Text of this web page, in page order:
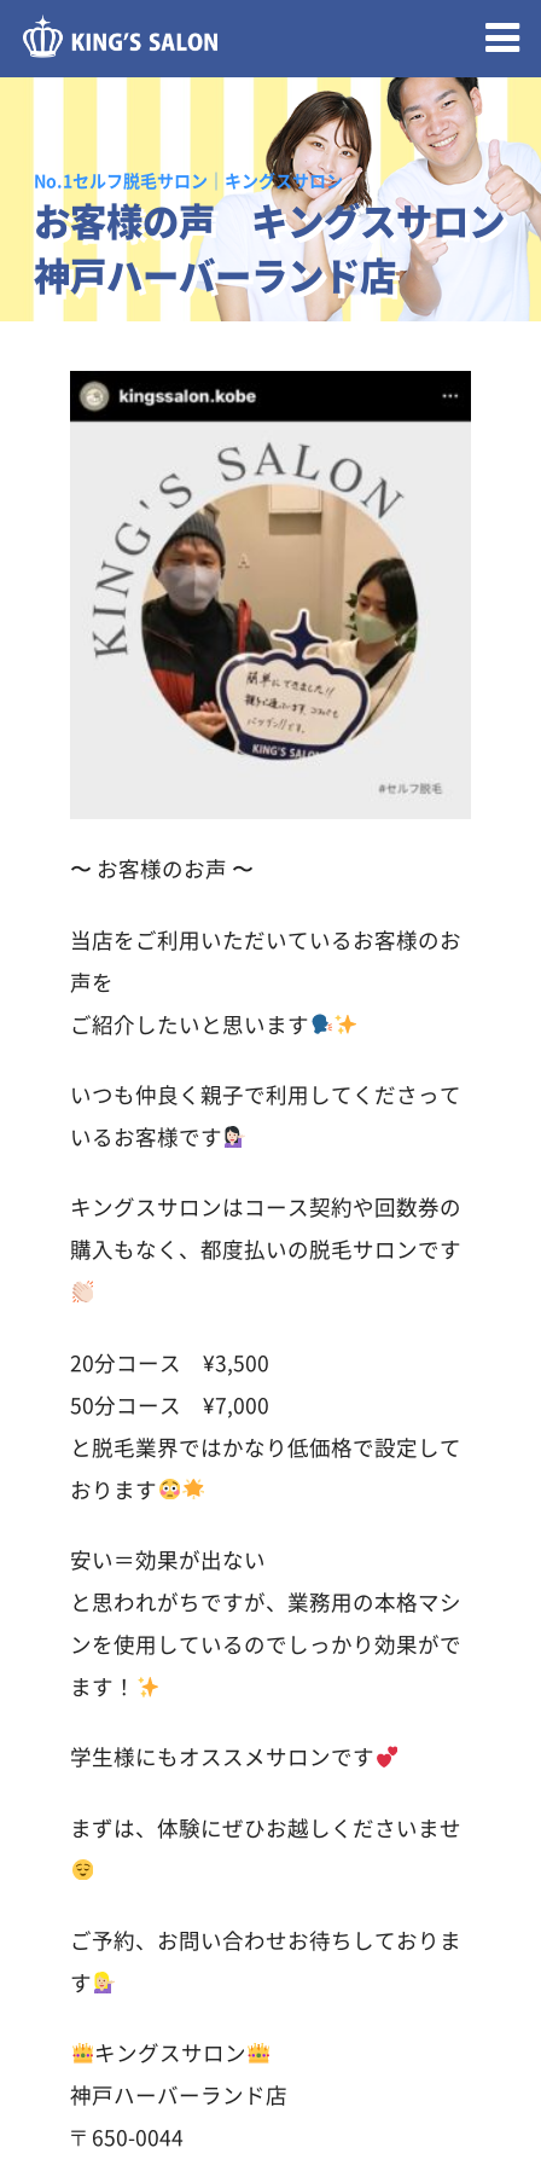
No.1セルフ脱毛サロン｜キングスサロン
お客様の声 キングスサロン
神戸ハーバーランド店
〜 お客様のお声 〜
当店をご利用いただいているお客様のお
声を
ご紹介したいと思います
いつも仲良く親子で利用してくださって
いるお客様です
キングスサロンはコース契約や回数券の
購入もなく、都度払いの脱毛サロンです
20分コース ¥3,500
50分コース ¥7,000
と脱毛業界ではかなり低価格で設定して
おります
安い＝効果が出ない
と思われがちですが、業務用の本格マシ
ンを使用しているのでしっかり効果がで
ます！
学生様にもオススメサロンです
まずは、体験にぜひお越しくださいませ
ご予約、お問い合わせお待ちしておりま
す
キングスサロン
神戸ハーバーランド店
〒650-0044